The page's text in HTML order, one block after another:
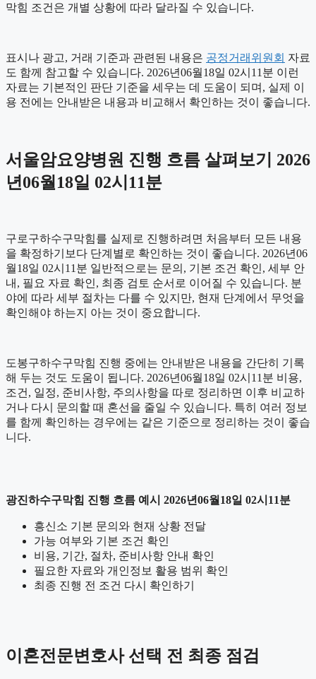
막힘 조건은 개별 상황에 따라 달라질 수 있습니다.
표시나 광고, 거래 기준과 관련된 내용은 공정거래위원회 자료
도 함께 참고할 수 있습니다. 2026년06월18일 02시11분 이런
자료는 기본적인 판단 기준을 세우는 데 도움이 되며, 실제 이
용 전에는 안내받은 내용과 비교해서 확인하는 것이 좋습니다.
서울암요양병원 진행 흐름 살펴보기 2026
년06월18일 02시11분
구로구하수구막힘를 실제로 진행하려면 처음부터 모든 내용
을 확정하기보다 단계별로 확인하는 것이 좋습니다. 2026년06
월18일 02시11분 일반적으로는 문의, 기본 조건 확인, 세부 안
내, 필요 자료 확인, 최종 검토 순서로 이어질 수 있습니다. 분
야에 따라 세부 절차는 다를 수 있지만, 현재 단계에서 무엇을
확인해야 하는지 아는 것이 중요합니다.
도봉구하수구막힘 진행 중에는 안내받은 내용을 간단히 기록
해 두는 것도 도움이 됩니다. 2026년06월18일 02시11분 비용,
조건, 일정, 준비사항, 주의사항을 따로 정리하면 이후 비교하
거나 다시 문의할 때 혼선을 줄일 수 있습니다. 특히 여러 정보
를 함께 확인하는 경우에는 같은 기준으로 정리하는 것이 좋습
니다.
광진하수구막힘 진행 흐름 예시 2026년06월18일 02시11분
흥신소 기본 문의와 현재 상황 전달
가능 여부와 기본 조건 확인
비용, 기간, 절차, 준비사항 안내 확인
필요한 자료와 개인정보 활용 범위 확인
최종 진행 전 조건 다시 확인하기
이혼전문변호사 선택 전 최종 점검